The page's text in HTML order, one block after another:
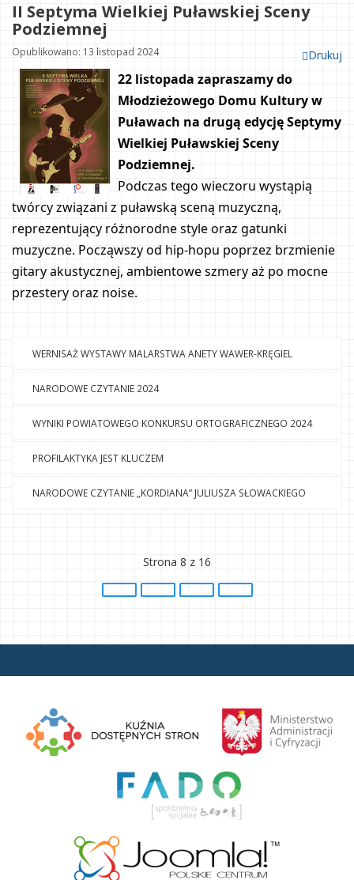
II Septyma Wielkiej Puławskiej Sceny
Podziemnej
Drukuj
Opublikowano: 13 listopad 2024
22 listopada zapraszamy do
Młodzieżowego Domu Kultury w
Puławach na drugą edycję Septymy
Wielkiej Puławskiej Sceny
Podziemnej.
Podczas tego wieczoru wystąpią
twórcy związani z puławską sceną muzyczną,
reprezentujący różnorodne style oraz gatunki
muzyczne. Począwszy od hip-hopu poprzez brzmienie
gitary akustycznej, ambientowe szmery aż po mocne
przestery oraz noise.
WERNISAŻ WYSTAWY MALARSTWA ANETY WAWER-KRĘGIEL
NARODOWE CZYTANIE 2024
WYNIKI POWIATOWEGO KONKURSU ORTOGRAFICZNEGO 2024
PROFILAKTYKA JEST KLUCZEM
NARODOWE CZYTANIE „KORDIANA” JULIUSZA SŁOWACKIEGO
Strona 8 z 16